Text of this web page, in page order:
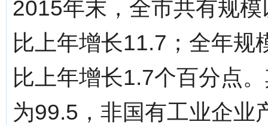
2015年末，全市共有规
比上年增长11.7；全年规
比上年增长1.7个百分点
为99.5，非国有工业企业